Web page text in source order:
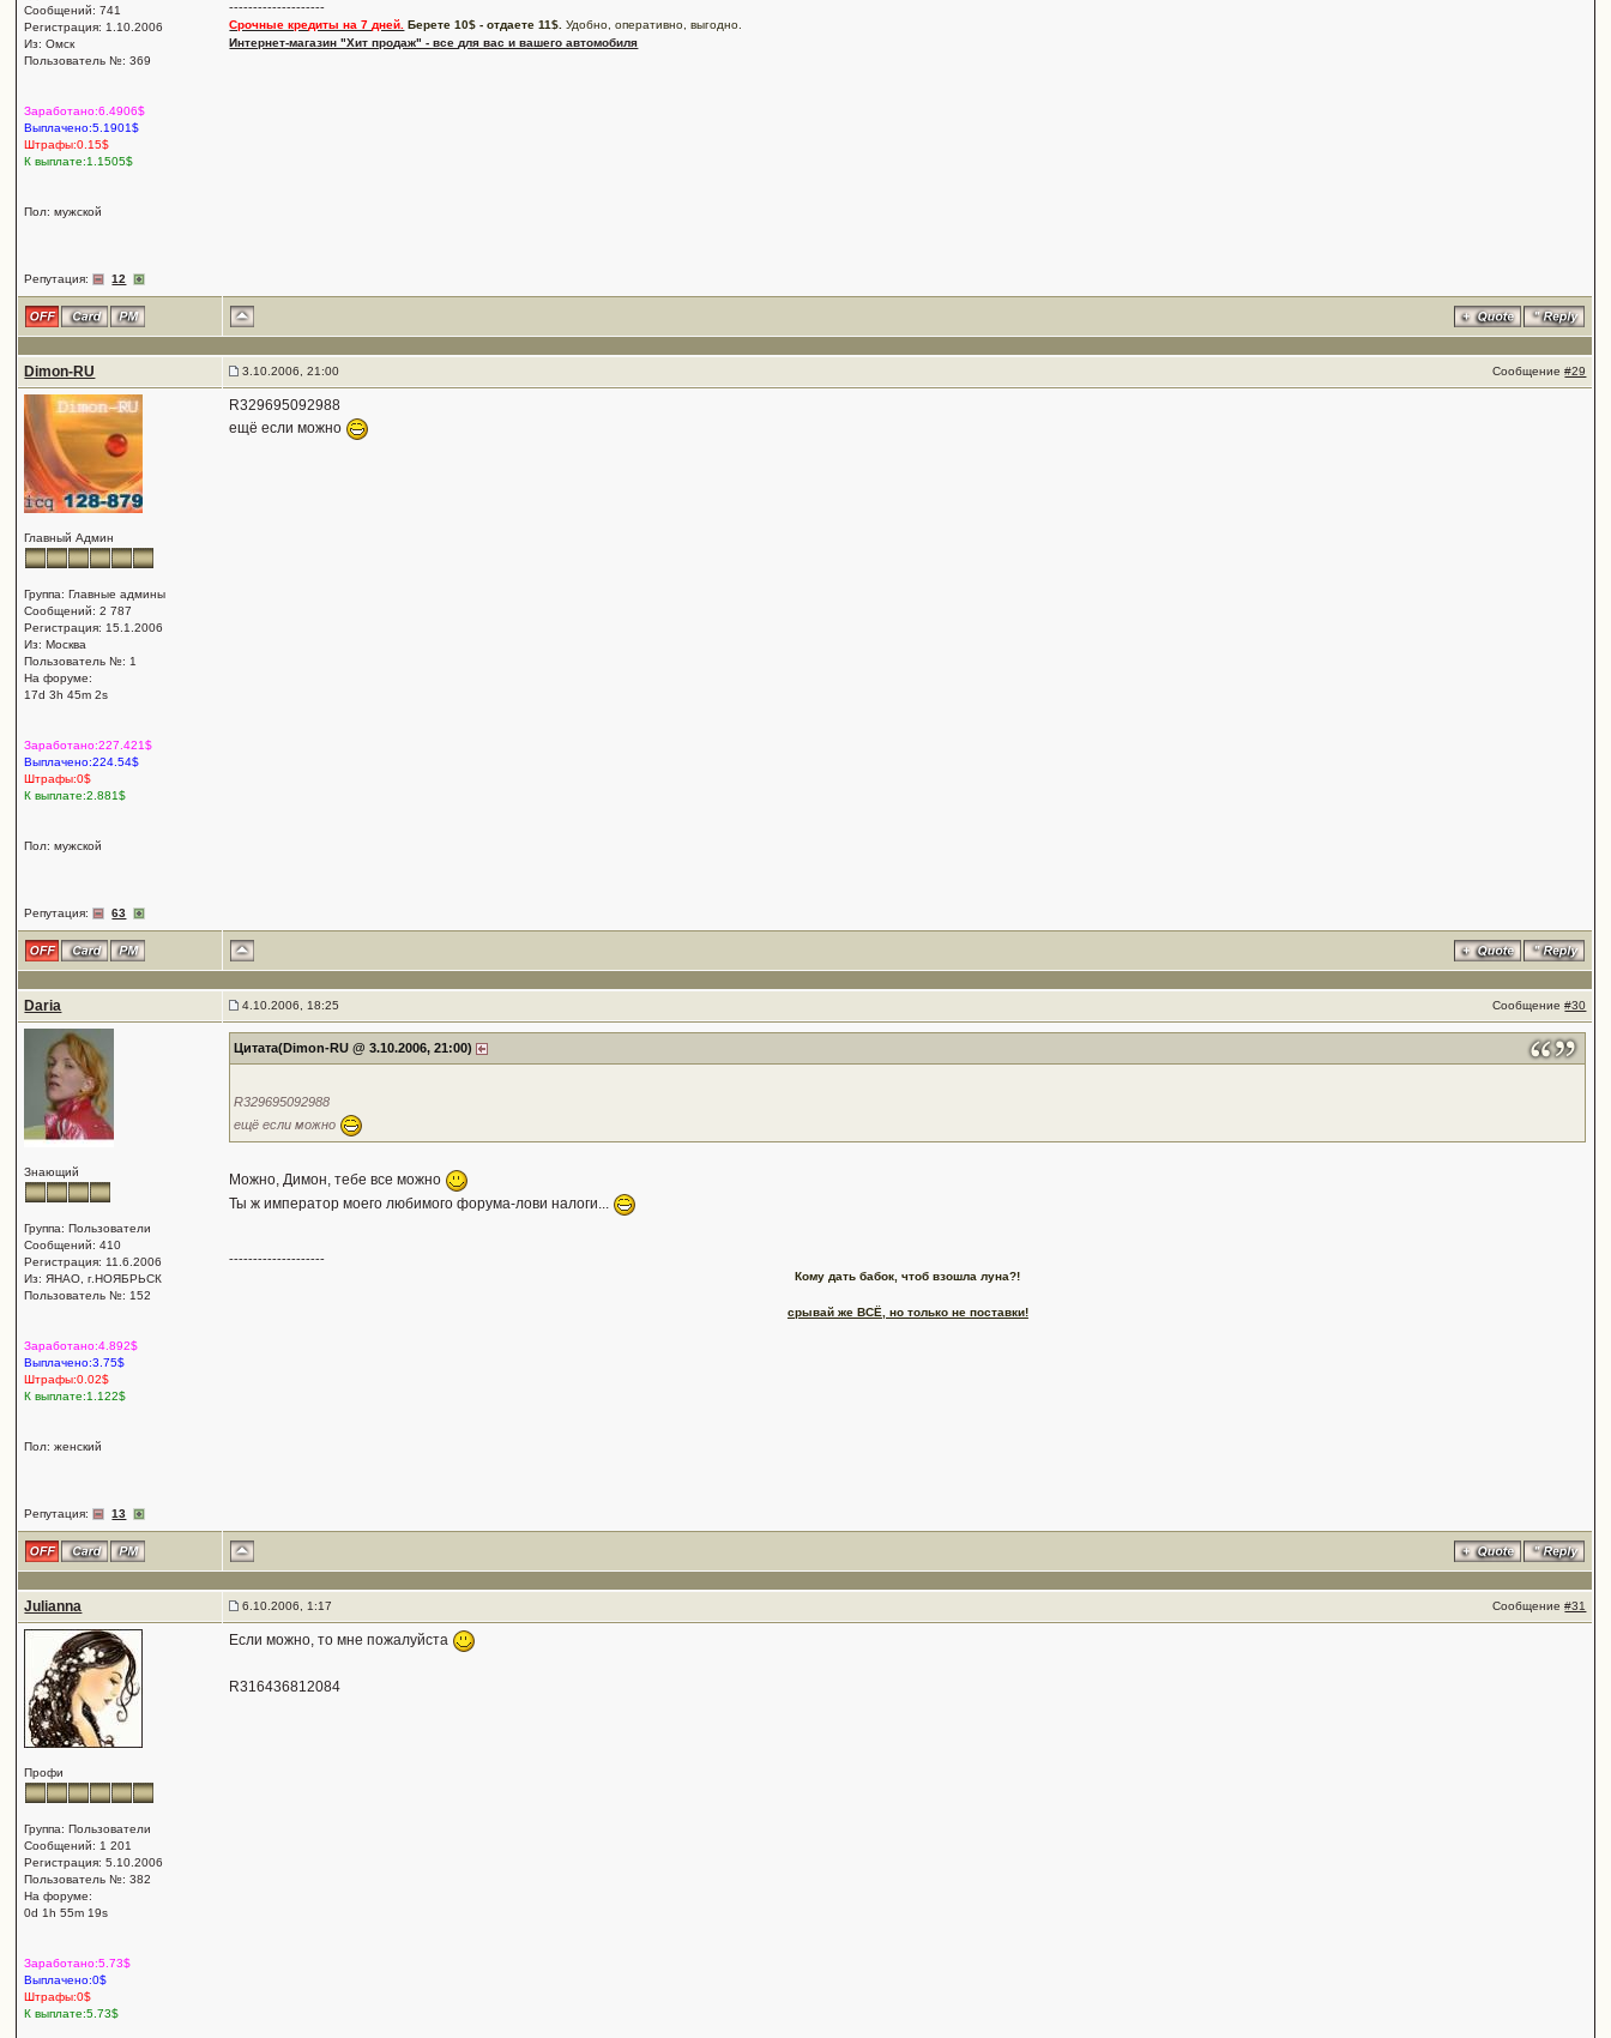
Сообщений: 741
Регистрация: 1.10.2006
Из: Омск
Пользователь №: 369
Заработано:6.4906$
Выплачено:5.1901$
Штрафы:0.15$
К выплате:1.1505$
Пол: мужской
Репутация: 12
--------------------
Срочные кредиты на 7 дней. Берете 10$ - отдаете 11$. Удобно, оперативно, выгодно.
Интернет-магазин "Хит продаж" - все для вас и вашего автомобиля
Dimon-RU 3.10.2006, 21:00 Сообщение#29
Главный Админ
Группа: Главные админы
Сообщений: 2 787
Регистрация: 15.1.2006
Из: Москва
Пользователь №: 1
На форуме:
17d 3h 45m 2s
Заработано:227.421$
Выплачено:224.54$
Штрафы:0$
К выплате:2.881$
Пол: мужской
Репутация: 63
R329695092988
ещё если можно
Daria 4.10.2006, 18:25 Сообщение#30
Знающий
Группа: Пользователи
Сообщений: 410
Регистрация: 11.6.2006
Из: ЯНАО, г.НОЯБРЬСК
Пользователь №: 152
Заработано:4.892$
Выплачено:3.75$
Штрафы:0.02$
К выплате:1.122$
Пол: женский
Репутация: 13
Цитата(Dimon-RU @ 3.10.2006, 21:00)
R329695092988
ещё если можно
Можно, Димон, тебе все можно
Ты ж император моего любимого форума-лови налоги...
--------------------
Кому дать бабок, чтоб взошла луна?!
срывай же ВСЁ, но только не поставки!
Julianna 6.10.2006, 1:17 Сообщение#31
Профи
Группа: Пользователи
Сообщений: 1 201
Регистрация: 5.10.2006
Пользователь №: 382
На форуме:
0d 1h 55m 19s
Заработано:5.73$
Выплачено:0$
Штрафы:0$
К выплате:5.73$
Если можно, то мне пожалуйста
R316436812084